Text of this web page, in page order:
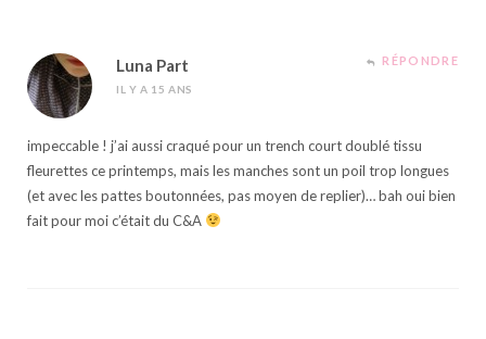
Luna Part
IL Y A 15 ANS
RÉPONDRE
impeccable ! j’ai aussi craqué pour un trench court doublé tissu
fleurettes ce printemps, mais les manches sont un poil trop longues
(et avec les pattes boutonnées, pas moyen de replier)… bah oui bien
fait pour moi c’était du C&A